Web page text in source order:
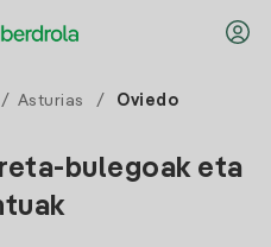
/ Asturias / Oviedo
bulegoak eta